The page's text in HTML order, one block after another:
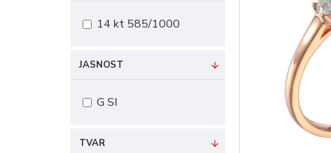
14 kt 585/1000
JASNOST
G SI
TVAR